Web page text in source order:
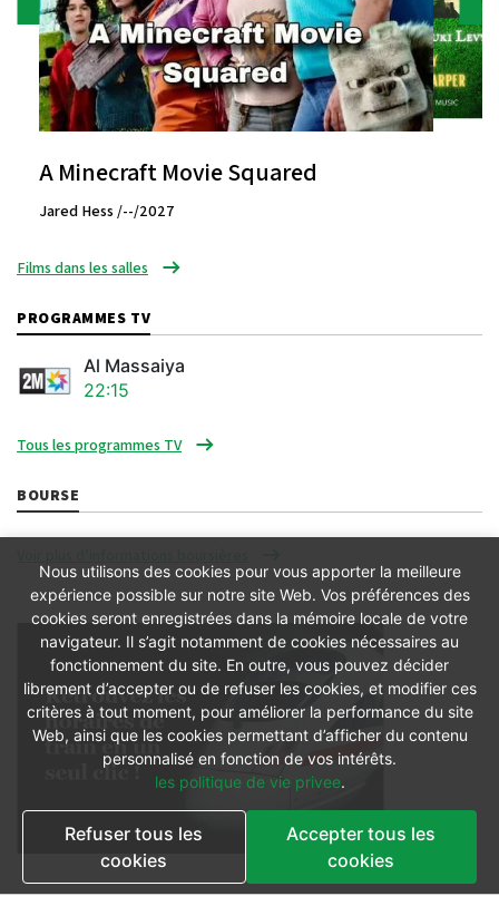
A Minecraft Movie Squared
Jared Hess /--/2027
Films dans les salles
PROGRAMMES TV
Al Massaiya
22:15
Tous les programmes TV
BOURSE
Nous utilisons des cookies pour vous apporter la meilleure
expérience possible sur notre site Web. Vos préférences des
cookies seront enregistrées dans la mémoire locale de votre
navigateur. Il s’agit notamment de cookies nécessaires au
fonctionnement du site. En outre, vous pouvez décider
librement d’accepter ou de refuser les cookies, et modifier ces
critères à tout moment, pour améliorer la performance du site
Web, ainsi que les cookies permettant d’afficher du contenu
personnalisé en fonction de vos intérêts.
les politique de vie privee.
Refuser tous les
cookies
Accepter tous les
cookies